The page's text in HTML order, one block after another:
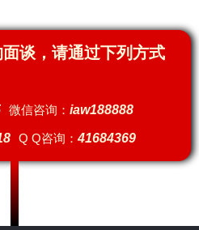
谈，请通过下列方式
微信咨询： iaw188888
Q Q咨询：41684369